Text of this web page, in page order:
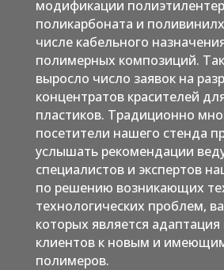
модификации
поликарбоната и
числе кабельного
полимерных композиций.
выросло число заявок на
концентратов красителей
пластиков. Традиционно
посетители нашего стенда
услышать рекомендации
специалистов и экспертов
по решению возникающих
технологических проблем,
которых является
клиентов к новым и
полимеров.